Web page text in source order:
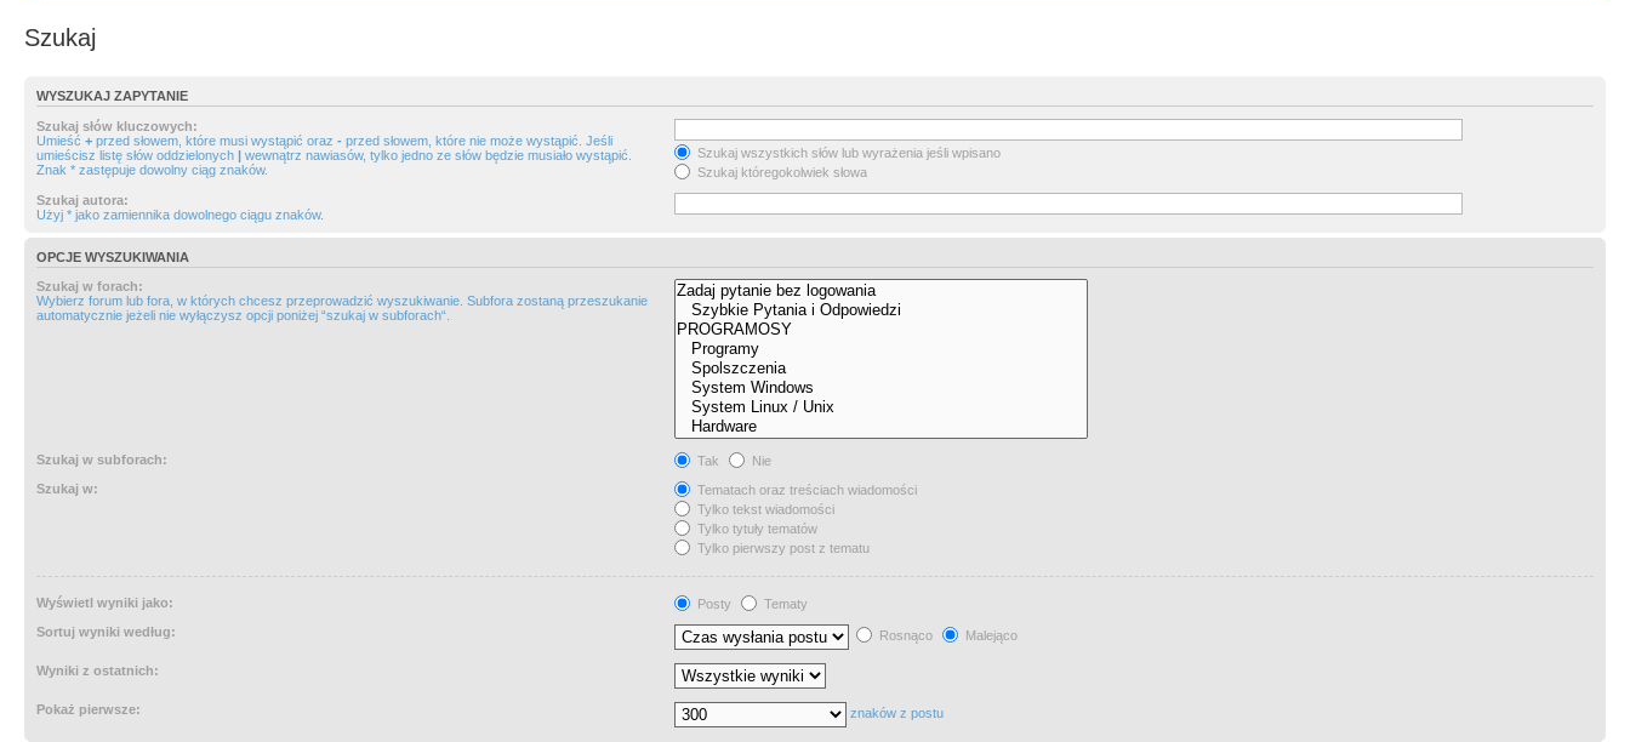
Szukaj
WYSZUKAJ ZAPYTANIE
Szukaj słów kluczowych:
Umieść + przed słowem, które musi wystąpić oraz - przed słowem, które nie może wystąpić. Jeśli
umieścisz listę słów oddzielonych | wewnątrz nawiasów, tylko jedno ze słów będzie musiało wystąpić.
Znak * zastępuje dowolny ciąg znaków.
Szukaj wszystkich słów lub wyrażenia jeśli wpisano
Szukaj któregokolwiek słowa
Szukaj autora:
Użyj * jako zamiennika dowolnego ciągu znaków.
OPCJE WYSZUKIWANIA
Szukaj w forach:
Wybierz forum lub fora, w których chcesz przeprowadzić wyszukiwanie. Subfora zostaną przeszukanie
automatycznie jeżeli nie wyłączysz opcji poniżej “szukaj w subforach“.
Szukaj w subforach: Tak
Nie
Szukaj w:
Tematach oraz treściach wiadomości
Tylko tekst wiadomości
Tylko tytuły tematów
Tylko pierwszy post z tematu
Wyświetl wyniki jako: Posty
Tematy
Sortuj wyniki według:
Rosnąco Malejąco
Wyniki z ostatnich:
Pokaż pierwsze: znaków z postu